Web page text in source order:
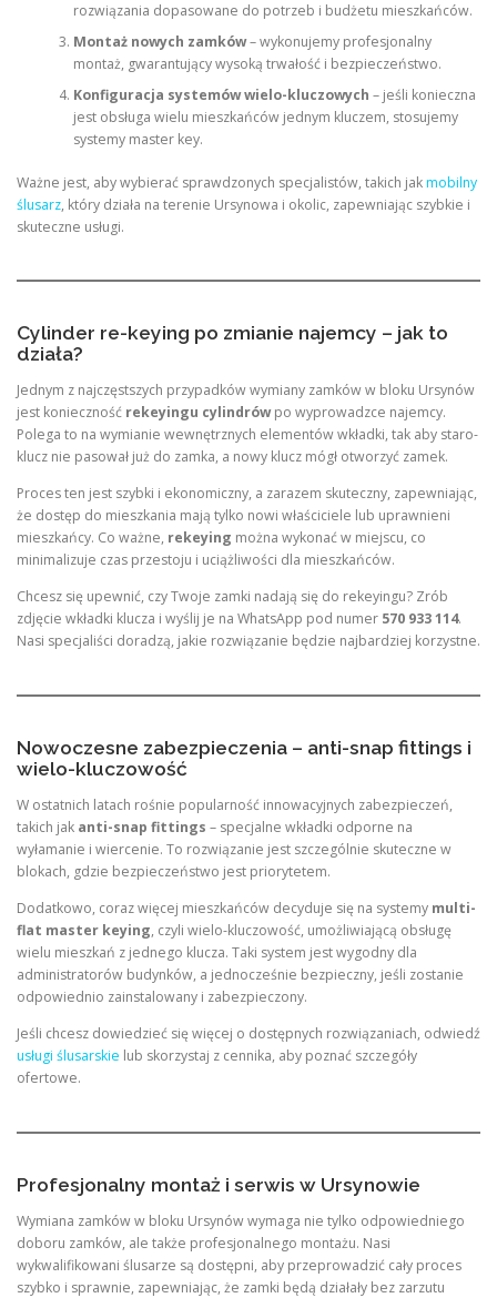
rozwiązania dopasowane do potrzeb i budżetu mieszkańców.
Montaż nowych zamków– wykonujemy profesjonalny
montaż, gwarantujący wysoką trwałość i bezpieczeństwo.
Konfiguracja systemów wielo-kluczowych – jeśli konieczna
jest obsługa wielu mieszkańców jednym kluczem, stosujemy
systemy master key.
Ważne jest, aby wybierać sprawdzonych specjalistów, takich jakmobilny
ślusarz, który działa na terenie Ursynowa i okolic, zapewniając szybkie i
skuteczne usługi.
Cylinder re-keying po zmianie najemcy – jak to
działa?
Jednym z najczęstszych przypadków wymiany zamków w bloku Ursynów
jest konieczność rekeyingu cylindrówpo wyprowadzce najemcy.
Polega to na wymianie wewnętrznych elementów wkładki, tak aby staro-
klucz nie pasował już do zamka, a nowy klucz mógł otworzyć zamek.
Proces ten jest szybki i ekonomiczny, a zarazem skuteczny, zapewniając,
że dostęp do mieszkania mają tylko nowi właściciele lub uprawnieni
mieszkańcy. Co ważne, rekeying można wykonać w miejscu, co
minimalizuje czas przestoju i uciążliwości dla mieszkańców.
Chcesz się upewnić, czy Twoje zamki nadają się do rekeyingu? Zrób
zdjęcie wkładki klucza i wyślij je na WhatsApp pod numer 570 933 114.
Nasi specjaliści doradzą, jakie rozwiązanie będzie najbardziej korzystne.
Nowoczesne zabezpieczenia – anti-snap fittings i
wielo-kluczowość
W ostatnich latach rośnie popularność innowacyjnych zabezpieczeń,
takich jak anti-snap fittings – specjalne wkładki odporne na
wyłamanie i wiercenie. To rozwiązanie jest szczególnie skuteczne w
blokach, gdzie bezpieczeństwo jest priorytetem.
Dodatkowo, coraz więcej mieszkańców decyduje się na systemy multi-
flat master keying, czyli wielo-kluczowość, umożliwiającą obsługę
wielu mieszkań z jednego klucza. Taki system jest wygodny dla
administratorów budynków, a jednocześnie bezpieczny, jeśli zostanie
odpowiednio zainstalowany i zabezpieczony.
Jeśli chcesz dowiedzieć się więcej o dostępnych rozwiązaniach, odwiedź
usługi ślusarskie lub skorzystaj z cennika, aby poznać szczegóły
ofertowe.
Profesjonalny montaż i serwis w Ursynowie
Wymiana zamków w bloku Ursynów wymaga nie tylko odpowiedniego
doboru zamków, ale także profesjonalnego montażu. Nasi
wykwalifikowani ślusarze są dostępni, aby przeprowadzić cały proces
szybko i sprawnie, zapewniając, że zamki będą działały bez zarzutu